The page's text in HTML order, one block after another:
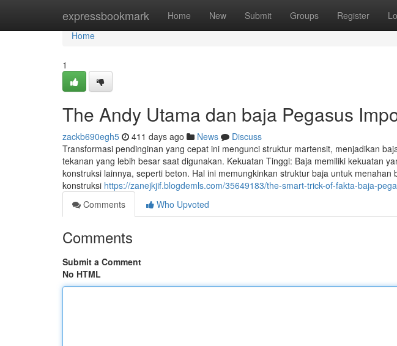
expressbookmark Home New Submit Groups Register
Home
Home
1
The Andy Utama dan baja Pegasus
zackb690egh5 411 days ago News
Discuss
Transformasi pendinginan yang cepat ini mengunci struktur martensit, menjadikan
tekanan yang lebih besar saat digunakan. Kekuatan Tinggi: Baja memiliki kekuatan
konstruksi lainnya, seperti beton. Hal ini memungkinkan struktur baja untuk
konstruksi https://zanejkjif.blogdemls.com/35649183/the-smart-trick-of-fakta-baja-
Comments
Who Upvoted
Comments
Submit a Comment
No HTML